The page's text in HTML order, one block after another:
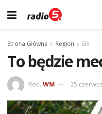
Strona Główna Region Ełk
To będzie
Red. WM 25